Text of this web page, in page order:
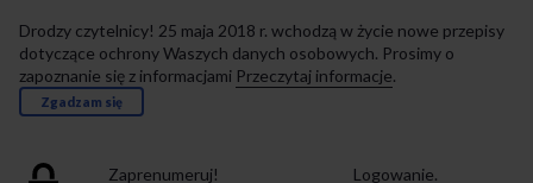
Drodzy czytelnicy! 25 maja 2018 r. wchodzą w życie nowe przepisy
dotyczące ochrony Waszych danych osobowych. Prosimy o
zapoznanie się z informacjami Przeczytaj informacje.
Zgadzam się
Zaprenumeruj!
Logowanie.